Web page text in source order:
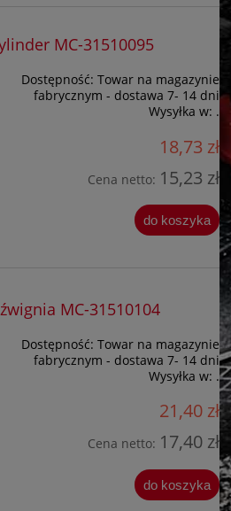
MC-31510095
Dostępność: Towar na magazynie
fabrycznym - dostawa 7- 14 dni
Wysyłka w: .
18,73 zł
Cena netto: 15,23 zł
do koszyka
MC-31510104
Dostępność: Towar na magazynie
fabrycznym - dostawa 7- 14 dni
Wysyłka w: .
21,40 zł
Cena netto: 17,40 zł
do koszyka